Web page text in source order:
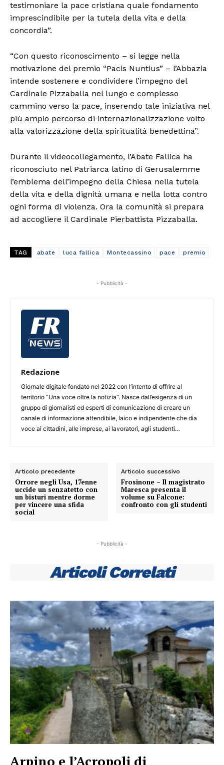
testimoniare la pace cristiana quale fondamento
imprescindibile per la tutela della vita e della
concordia”.
“Con questo riconoscimento – si legge nella
motivazione del premio “Pacis Nuntius” – l’Abbazia
intende sostenere e condividere l’impegno del
Cardinale Pizzaballa nel lungo e complesso
cammino verso la pace, inserendo tale iniziativa nel
più ampio percorso di internazionalizzazione volto
alla valorizzazione della spiritualità benedettina”.
Durante il videocollegamento, l’Abate Fallica ha
riconosciuto nel Patriarca latino di Gerusalemme
l’emblema dell’impegno della Chiesa nella tutela
della vita e della dignità umana e nella lotta contro
ogni forma di violenza. Ora la comunità si prepara
ad accogliere il Cardinale Pierbattista Pizzaballa.
TAG abate luca fallica Montecassino pace premio
- Pubblicità -
Redazione
Giornale digitale fondato nel 2022 con l’intento di offrire al
territorio “Una voce oltre la notizia”. Nasce dall’esigenza di un
gruppo di giornalisti ed esperti di comunicazione di creare un
canale di informazione attendibile, laico e indipendente che dia
voce ai cittadini, alle imprese, ai lavoratori, agli studenti…
Articolo precedente
Orrore negli Usa, 17enne
uccide un senzatetto con
un bisturi mentre dorme
per vincere una sfida
social
Articolo successivo
Frosinone – Il magistrato
Maresca presenta il
volume su Falcone:
confronto con gli studenti
- Pubblicità -
Articoli Correlati
Arpino e l’Acropoli di